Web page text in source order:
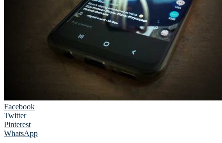
Facebook
Twitter
Pinterest
WhatsApp